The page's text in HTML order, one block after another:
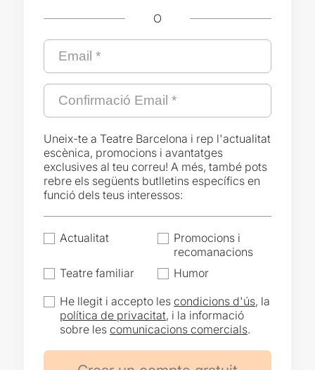
O
Uneix-te a Teatre Barcelona i rep l'actualitat
escènica, promocions i avantatges
exclusives al teu correu! A més, també pots
rebre els següents butlletins específics en
funció dels teus interessos:
Actualitat
Promocions i
recomanacions
Teatre familiar
Humor
He llegit i accepto lescondicions d'ús, la
política de privacitat, i la informació
sobre lescomunicacions comercials.